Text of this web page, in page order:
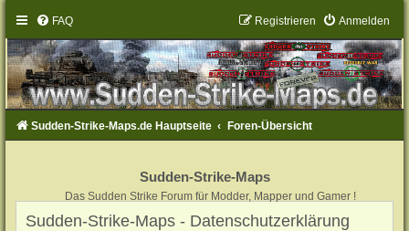
FAQ Anmelden
Registrieren
Sudden-Strike-Maps.de Hauptseite Foren-Übersicht
Sudden-Strike-Maps
Das Sudden Strike Forum für Modder, Mapper und Gamer !
Sudden-Strike-Maps - Datenschutzerklärung